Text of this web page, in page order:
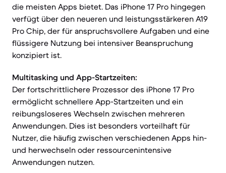
die meisten Apps bietet. Das iPhone 17 Pro hingegen
verfügt über den neueren und leistungsstärkeren A19
Pro Chip, der für anspruchsvollere Aufgaben und eine
flüssigere Nutzung bei intensiver Beanspruchung
konzipiert ist.
Multitasking und App-Startzeiten:
Der fortschrittlichere Prozessor des iPhone 17 Pro
ermöglicht schnellere App-Startzeiten und ein
reibungsloseres Wechseln zwischen mehreren
Anwendungen. Dies ist besonders vorteilhaft für
Nutzer, die häufig zwischen verschiedenen Apps hin-
und herwechseln oder ressourcenintensive
Anwendungen nutzen.